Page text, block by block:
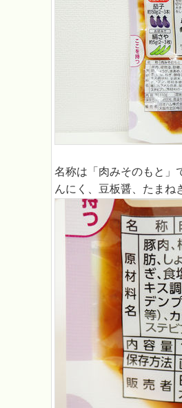
名称は「肉みそのもと」
んにく、豆板醤、たまね